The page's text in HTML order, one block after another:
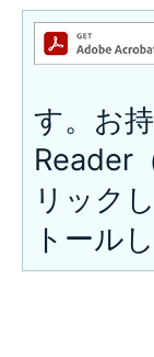
す。お
Reader
リック
トール